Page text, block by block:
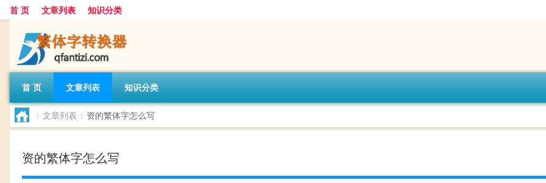
首 页 文章列表 知识分类
首 页 文章列表 知识分类
> 文章列表 > 资的繁体字怎么写
资的繁体字怎么写